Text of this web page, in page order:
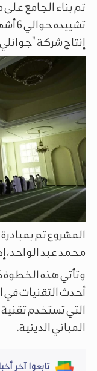
إنتاج شركة
المشروع تم
محمد عبد الواحد،
وتأتي هذه
أحدث التقنيات في
التي تستخدم تقنية
المباني الدينية.